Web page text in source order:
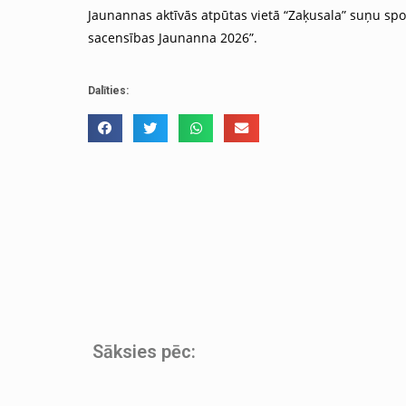
Jaunannas aktīvās atpūtas vietā “Zaķusala” suņu
sacensības Jaunanna 2026”.
Dalīties:
Sāksies pēc: